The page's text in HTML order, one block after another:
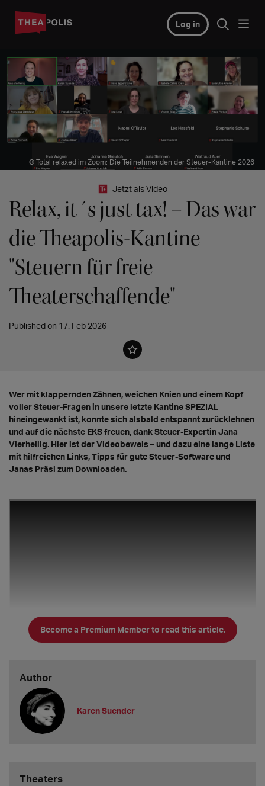
Log in
© Total relaxed im Zoom: Die Teilnehmenden der Steuer-Kantine 2026
Jetzt als Video
Relax, it´s just tax! – Das war
die Theapolis-Kantine
"Steuern für freie
Theaterschaffende"
Published on 17. Feb 2026
Wer mit klappernden Zähnen, weichen Knien und einem Kopf
voller Steuer-Fragen in unsere letzte Kantine SPEZIAL
hineingewankt ist, konnte sich alsbald entspannt zurücklehnen
und auf die nächste EKS freuen, dank Steuer-Expertin Jana
Vierheilig. Hier ist der Videobeweis – und dazu eine lange Liste
mit hilfreichen Links, Tipps für gute Steuer-Software und
Janas Präsi zum Downloaden.
Become a Premium Member to read this article.
Author
Karen Suender
Theaters